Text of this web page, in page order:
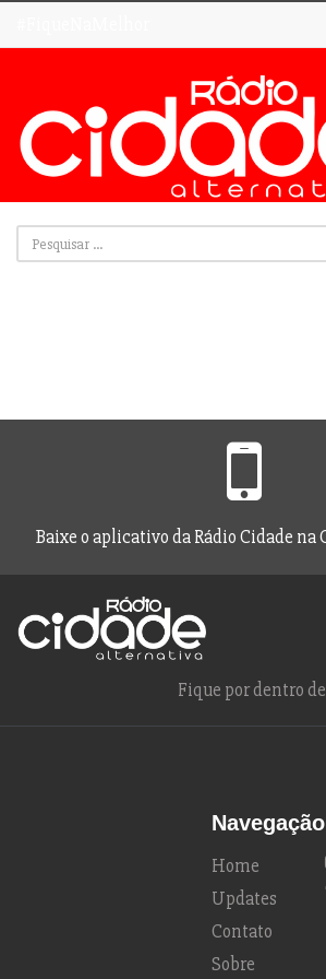
Baixe o aplicativo da Rádio Cidade na
Fique por dentro
Navegação
Home
Updates
Contato
Sobre